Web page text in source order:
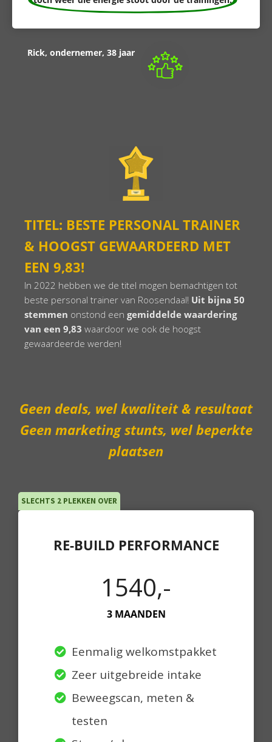
Rick, ondernemer, 38 jaar
TITEL: BESTE PERSONAL TRAINER
& HOOGST GEWAARDEERD MET
EEN 9,83!
In 2022 hebben we de titel mogen bemachtigen tot
beste personal trainer van Roosendaal! Uit bijna 50
stemmen onstond een gemiddelde waardering
van een 9,83 waardoor we ook de hoogst
gewaardeerde werden!
Geen deals, wel kwaliteit & resultaat
Geen marketing stunts, wel beperkte
plaatsen
SLECHTS 2 PLEKKEN OVER
RE-BUILD PERFORMANCE
1540,-
3 MAANDEN
Eenmalig welkomstpakket
Zeer uitgebreide intake
Beweegscan, meten &
testen